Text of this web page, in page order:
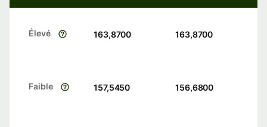
Élevé 163,8700 163,8700
Faible 157,5450 156,6800